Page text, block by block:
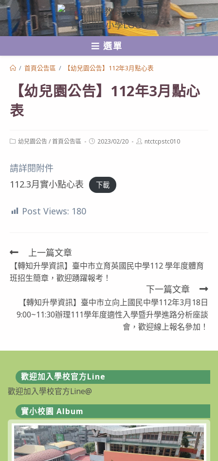
跳
轉
至
選單
/ 首頁公告區 / 【幼兒園公告】112年3月點心表
【幼兒園公告】112年3月點心
表
Post幼兒園公告/首頁公告區
Post2023/02/20
Postntctcpstc010
請詳閱附件
112.3月實小點心表
下載
Post Views: 180
Read
more
上一篇文章
【轉知升學資訊】臺中市立育英國民中學112 學年度體育
班招生簡章，歡迎踴躍報考！
下一篇文章
【轉知升學資訊】臺中市立向上國民中學112年3月18日
9:00~11:30辦理111學年度適性入學暨升學進路分析座談
會，歡迎線上報名參加！
歡迎加入學校官方Line
歡迎加入學校官方Line@
實小校園 Album